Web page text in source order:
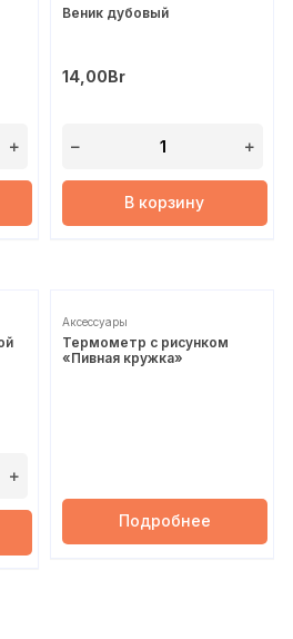
Веник дубовый
14,00Br
В корзину
Аксессуары
Термометр с рисунком
«Пивная кружка»
Подробнее